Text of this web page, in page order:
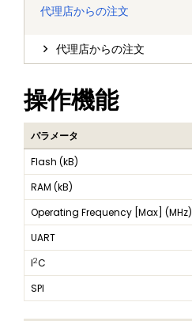
代理店からの注文
代理店からの注文
操作機能
パラメータ
Flash (kB)
RAM (kB)
Operating Frequency [Max] (MHz)
UART
I2C
SPI